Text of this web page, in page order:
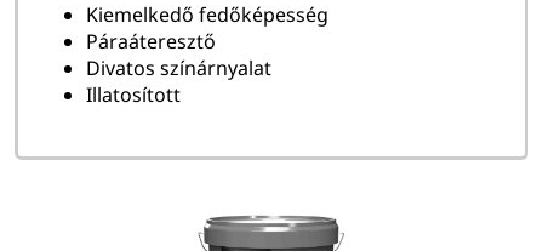
Kiemelkedő fedőképesség
Páraáteresztő
Divatos színárnyalat
Illatosított